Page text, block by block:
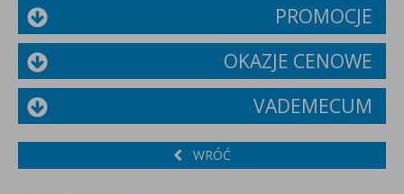
PROMOCJE
OKAZJE CENOWE
VADEMECUM
WRÓĆ